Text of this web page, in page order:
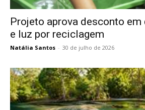
Projeto aprova desconto em
e luz por reciclagem
Natália Santos - 30 de julho de 2026